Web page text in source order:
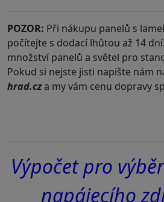
POZOR: Při nákupu panelů s
počítejte s dodací lhůtou až 14
množství panelů a světel pro
Pokud si nejste jisti napište nám
hrad.cza my vám cenu dopravy
Výpočet pro
napájecího